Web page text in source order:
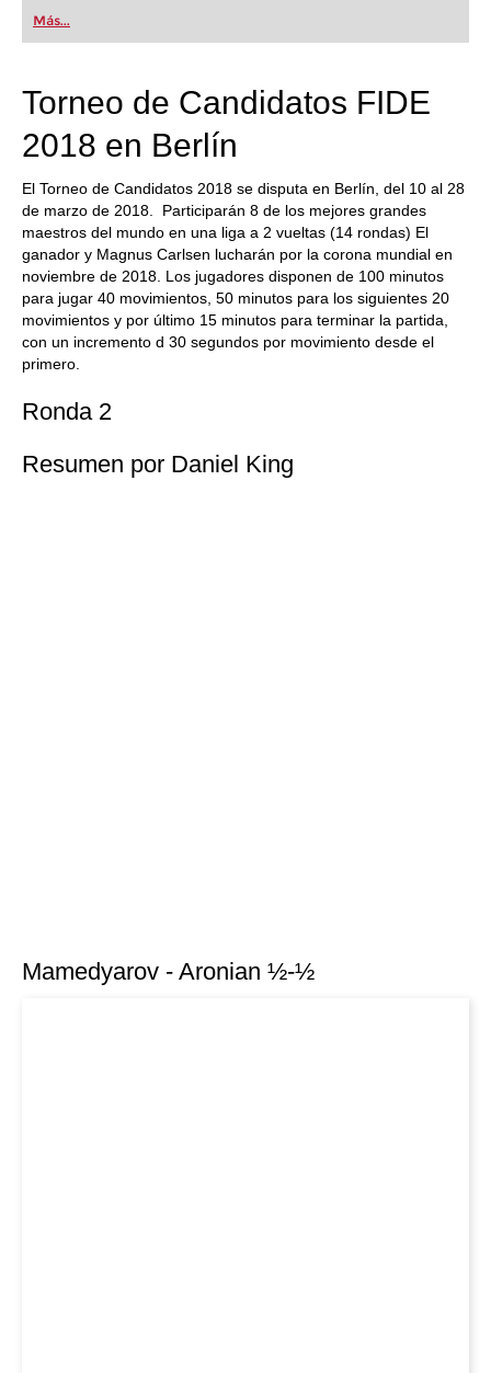
Más...
Torneo de Candidatos FIDE
2018 en Berlín
El Torneo de Candidatos 2018 se disputa en Berlín, del 10 al 28
de marzo de 2018. Participarán 8 de los mejores grandes
maestros del mundo en una liga a 2 vueltas (14 rondas) El
ganador y Magnus Carlsen lucharán por la corona mundial en
noviembre de 2018. Los jugadores disponen de 100 minutos
para jugar 40 movimientos, 50 minutos para los siguientes 20
movimientos y por último 15 minutos para terminar la partida,
con un incremento d 30 segundos por movimiento desde el
primero.
Ronda 2
Resumen por Daniel King
Mamedyarov - Aronian ½-½